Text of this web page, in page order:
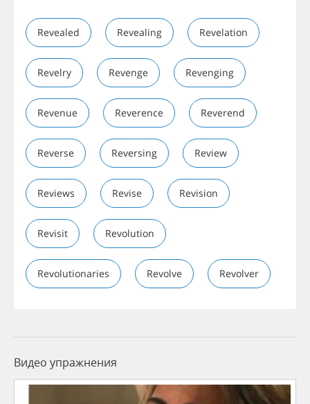
Revealed Revealing Revelation
Revelry Revenge Revenging
Revenue Reverence Reverend
Reverse Reversing Review
Reviews Revise Revision
Revisit Revolution
Revolutionaries Revolve Revolver
Видео упражнения